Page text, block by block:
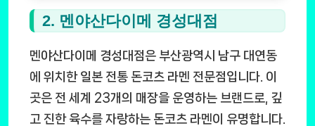
2. 멘야산다이메 경성대점
멘야산다이메 경성대점은 부산광역시 남구 대연동
에 위치한 일본 전통 돈코츠 라멘 전문점입니다. 이
곳은 전 세계 23개의 매장을 운영하는 브랜드로, 깊
고 진한 육수를 자랑하는 돈코츠 라멘이 유명합니다.